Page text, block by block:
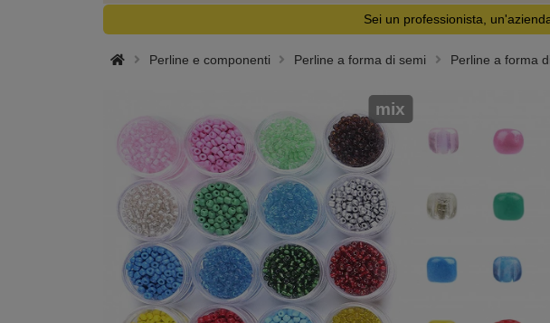
Sei un professionista,
Perline e componenti Perline a forma di semi Perline a forma
mix